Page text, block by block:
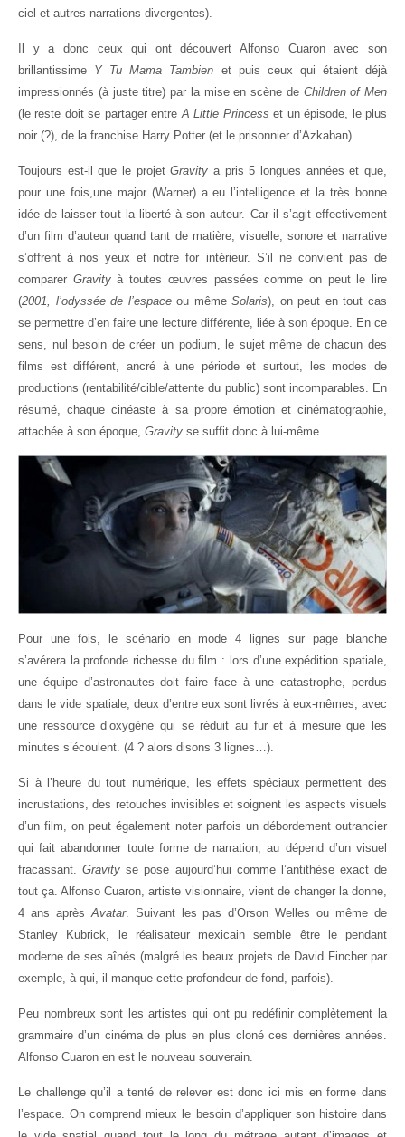
ciel et autres narrations divergentes).
Il y a donc ceux qui ont découvert Alfonso Cuaron avec son
brillantissime Y Tu Mama Tambien et puis ceux qui étaient déjà
impressionnés (à juste titre) par la mise en scène de Children of Men
(le reste doit se partager entreA Little Princess et un épisode, le plus
noir (?), de la franchise Harry Potter (et le prisonnier d’Azkaban).
Toujours est-il que le projetGravity a pris 5 longues années et que,
pour une fois,une major (Warner) a eu l’intelligence et la très bonne
idée de laisser tout la liberté à son auteur. Car il s’agit effectivement
d’un film d’auteur quand tant de matière, visuelle, sonore et narrative
s’offrent à nos yeux et notre for intérieur. S’il ne convient pas de
comparer Gravityà toutes œuvres passées comme on peut le lire
(2001, l’odyssée de l’espaceou mêmeSolaris), on peut en tout cas
se permettre d’en faire une lecture différente, liée à son époque. En ce
sens, nul besoin de créer un podium, le sujet même de chacun des
films est différent, ancré à une période et surtout, les modes de
productions (rentabilité/cible/attente du public) sont incomparables. En
résumé, chaque cinéaste à sa propre émotion et cinématographie,
attachée à son époque, Gravity se suffit donc à lui-même.
Pour une fois, le scénario en mode 4 lignes sur page blanche
s’avérera la profonde richesse du film : lors d’une expédition spatiale,
une équipe d’astronautes doit faire face à une catastrophe, perdus
dans le vide spatiale, deux d’entre eux sont livrés à eux-mêmes, avec
une ressource d’oxygène qui se réduit au fur et à mesure que les
minutes s’écoulent. (4 ? alors disons 3 lignes…).
Si à l’heure du tout numérique, les effets spéciaux permettent des
incrustations, des retouches invisibles et soignent les aspects visuels
d’un film, on peut également noter parfois un débordement outrancier
qui fait abandonner toute forme de narration, au dépend d’un visuel
fracassant.Gravity se pose aujourd’hui comme l’antithèse exact de
tout ça. Alfonso Cuaron, artiste visionnaire, vient de changer la donne,
4 ans après Avatar. Suivant les pas d’Orson Welles ou même de
Stanley Kubrick, le réalisateur mexicain semble être le pendant
moderne de ses aînés (malgré les beaux projets de David Fincher par
exemple, à qui, il manque cette profondeur de fond, parfois).
Peu nombreux sont les artistes qui ont pu redéfinir complètement la
grammaire d’un cinéma de plus en plus cloné ces dernières années.
Alfonso Cuaron en est le nouveau souverain.
Le challenge qu’il a tenté de relever est donc ici mis en forme dans
l’espace. On comprend mieux le besoin d’appliquer son histoire dans